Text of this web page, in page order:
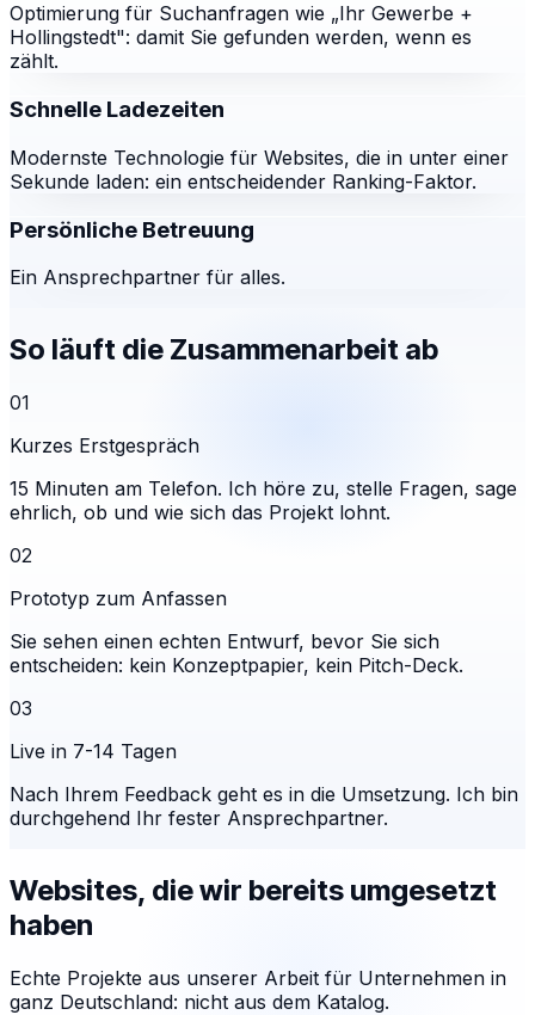
Optimierung für Suchanfragen wie „Ihr Gewerbe +
Hollingstedt": damit Sie gefunden werden, wenn es
zählt.
Schnelle Ladezeiten
Modernste Technologie für Websites, die in unter einer
Sekunde laden: ein entscheidender Ranking-Faktor.
Persönliche Betreuung
Ein Ansprechpartner für alles.
So läuft die Zusammenarbeit ab
01
Kurzes Erstgespräch
15 Minuten am Telefon. Ich höre zu, stelle Fragen, sage
ehrlich, ob und wie sich das Projekt lohnt.
02
Prototyp zum Anfassen
Sie sehen einen echten Entwurf, bevor Sie sich
entscheiden: kein Konzeptpapier, kein Pitch-Deck.
03
Live in 7-14 Tagen
Nach Ihrem Feedback geht es in die Umsetzung. Ich bin
durchgehend Ihr fester Ansprechpartner.
Websites, die wir bereits umgesetzt
haben
Echte Projekte aus unserer Arbeit für Unternehmen in
ganz Deutschland: nicht aus dem Katalog.